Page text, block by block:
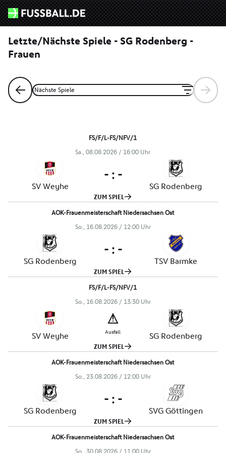
Letzte/Nächste Spiele - SG Rodenberg -
Frauen
Nächste Spiele
.,  /  Uhr
 
  
​​​​​
 
ZUM SPIEL
., /  Uhr
 
  
​  
 
ZUM SPIEL
., /  Uhr
  
​​​​​
 
ZUM SPIEL
., /  Uhr
 
  
​  
 
ZUM SPIEL
., /  Uhr
​  